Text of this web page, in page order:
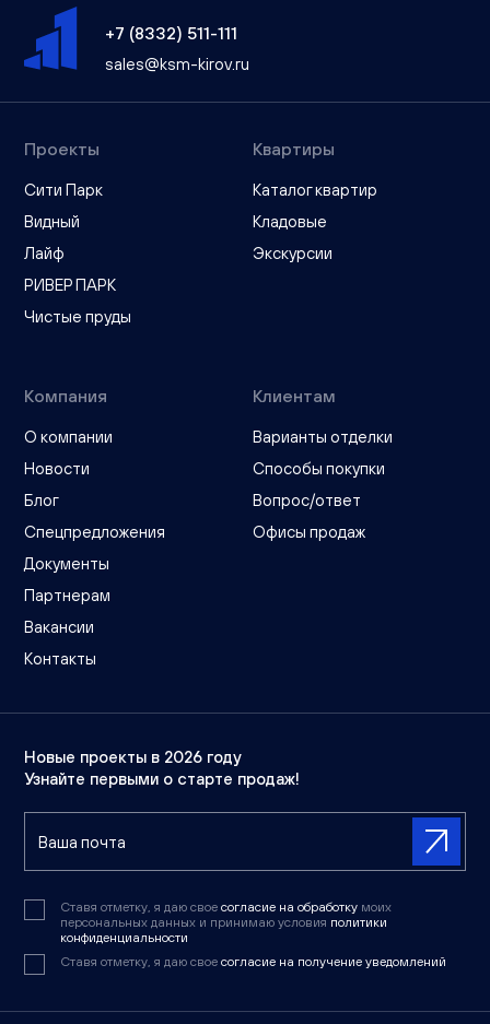
+7 (8332) 511-111
sales@ksm-kirov.ru
Проекты
Сити Парк
Видный
Лайф
РИВЕР ПАРК
Чистые пруды
Квартиры
Каталог квартир
Кладовые
Экскурсии
Компания
О компании
Новости
Блог
Спецпредложения
Документы
Партнерам
Вакансии
Контакты
Клиентам
Варианты отделки
Способы покупки
Вопрос/ответ
Офисы продаж
Новые проекты в 2026 году
Узнайте первыми о старте продаж!
Ставя отметку, я даю свое согласие на обработку моих
персональных данных и принимаю условия политики
конфиденциальности
Ставя отметку, я даю свое согласие на получение уведомлений